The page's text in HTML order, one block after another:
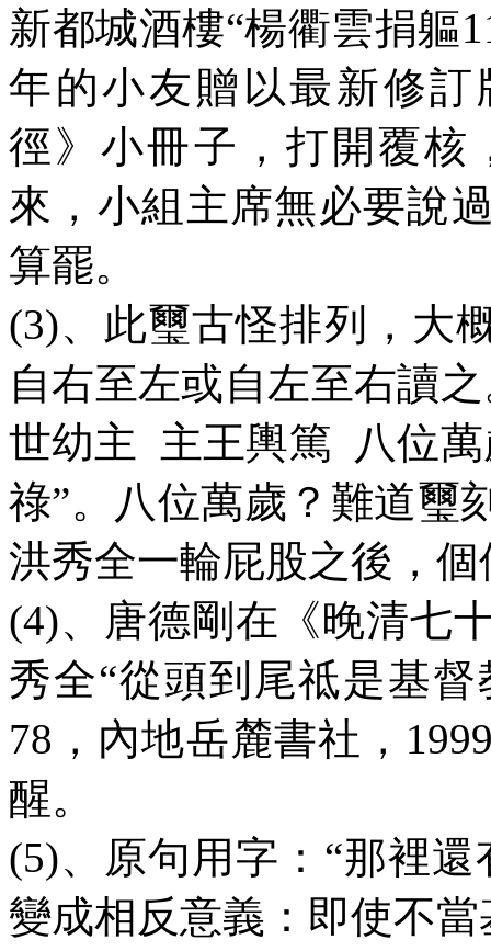
新都城酒樓“楊衢雲捐軀
年的小友贈以最新修訂
徑》小冊子，打開覆核
來，小組主席無必要說
算罷。
(3)、此璽古怪排列，大
自右至左或自左至右讀
世幼主
主王輿篤
八位
祿”。八位萬歲？難道璽
洪秀全一輪屁股之後，
(4)、唐德剛在《晚清七
秀全“從頭到尾祗是基督
78 ，內地岳麓書社，
醒。
(5)、原句用字：“那裡
變成相反意義：即使不